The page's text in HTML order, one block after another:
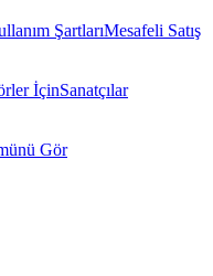
ŞartlarıMesafeli Satış
İçinSanatçılar
Gör